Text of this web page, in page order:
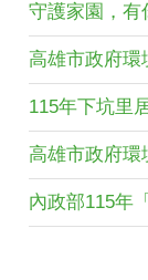
守護家園，有
115年下坑里
內政部115年